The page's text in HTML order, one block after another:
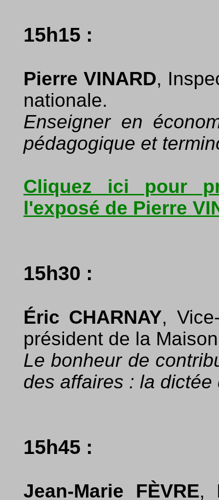
15h15 :
Pierre VINARD,
nationale.
Enseigner en
pédagogique et
Cliquez ici pour
l'exposé de Pierre
15h30 :
Éric CHARNAY,
président de la
Le bonheur de
des affaires : la dictée
15h45 :
Jean-Marie FÈVRE,